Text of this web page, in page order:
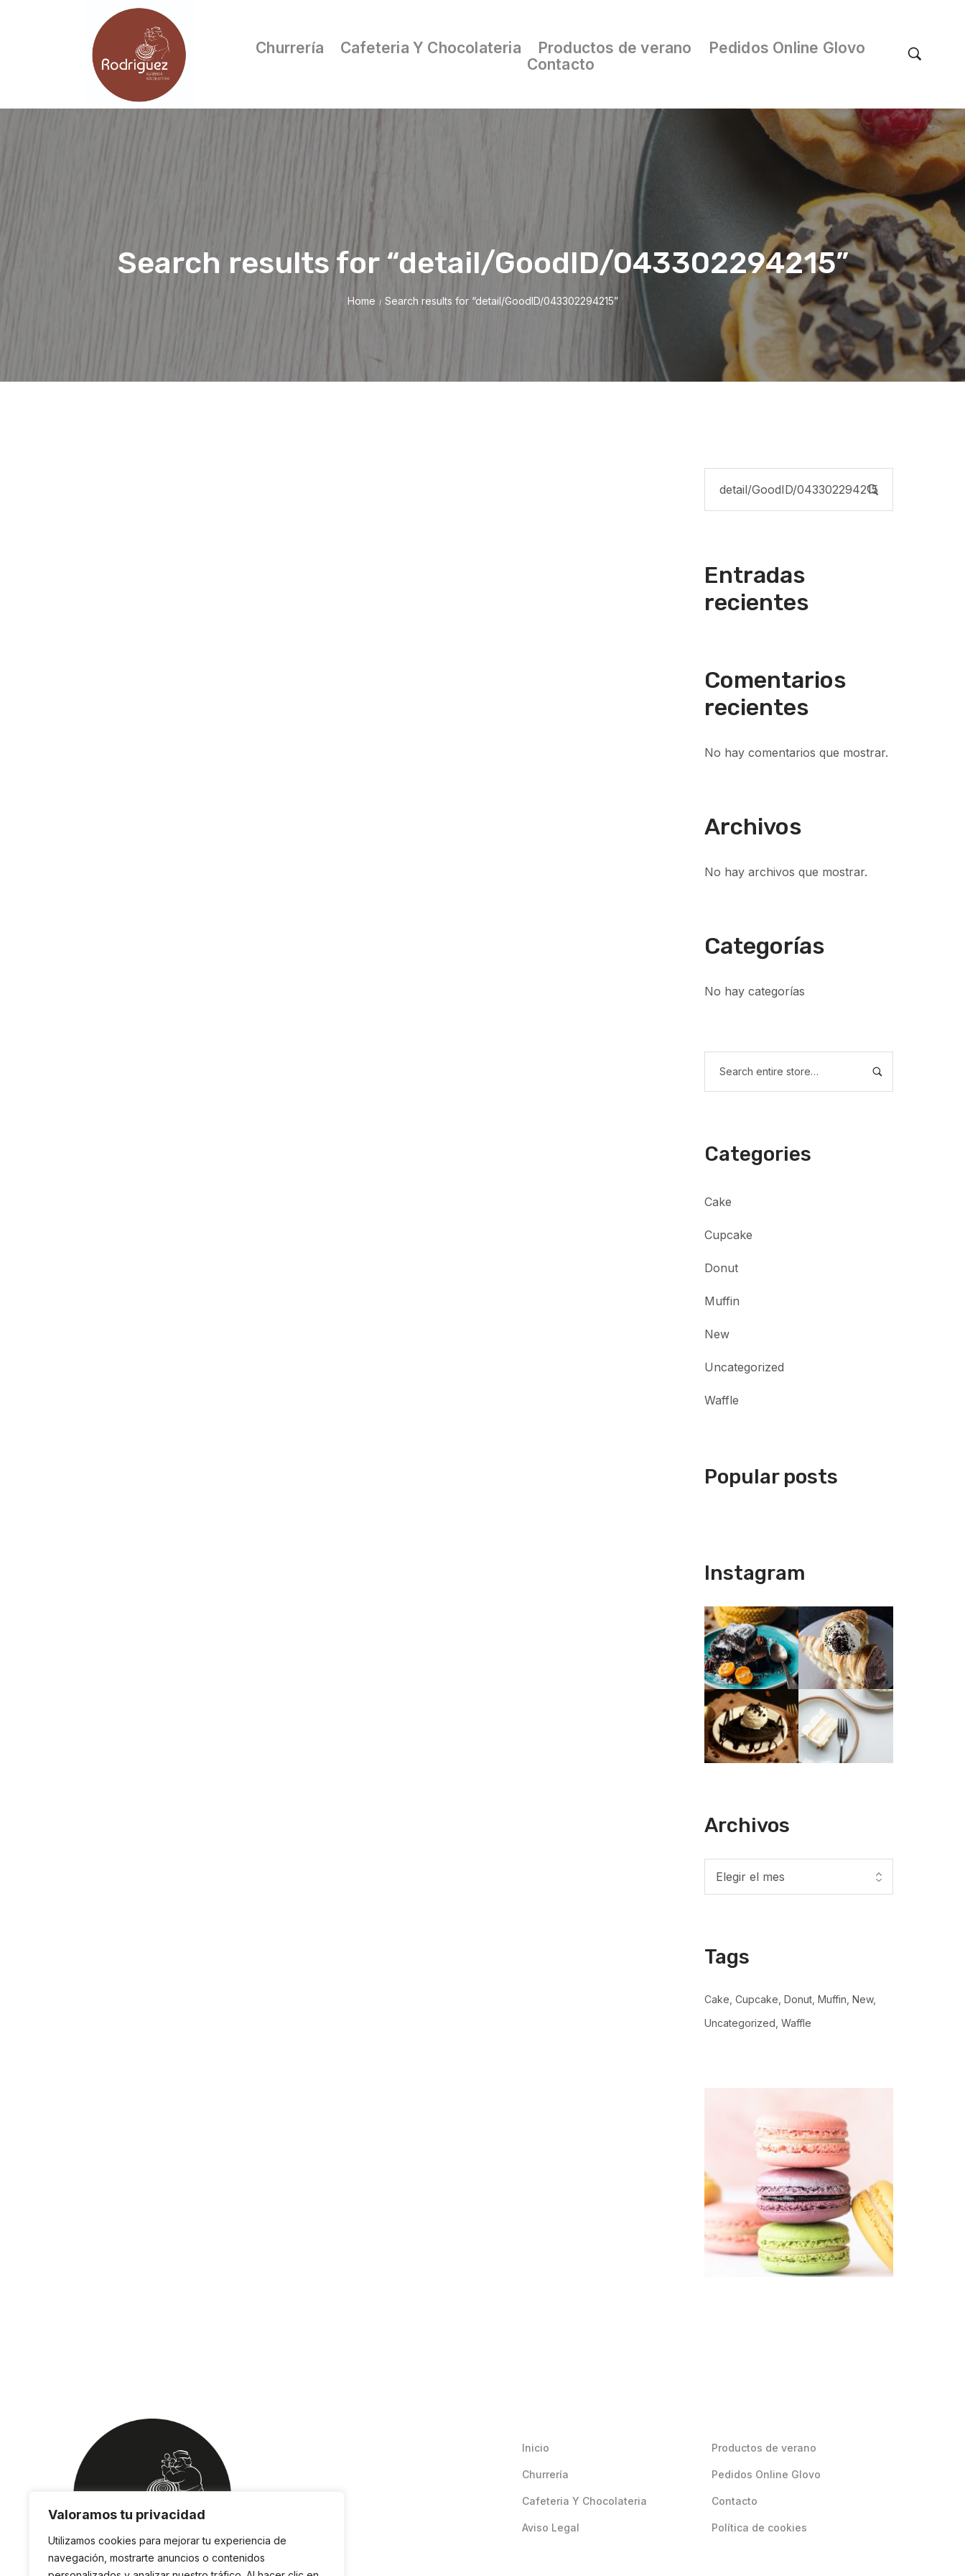
Valoramos tu privacidad
Utilizamos cookies para mejorar tu experiencia de
navegación, mostrarte anuncios o contenidos
Churrería Cafeteria Y Chocolateria Productos de verano
Pedidos Online Glovo
Contacto
Search results for “detail/GoodID/043302294215”
Home / Search results for “detail/GoodID/043302294215”
Entradas
recientes
Comentarios
recientes
No hay comentarios que mostrar.
Archivos
No hay archivos que mostrar.
Categorías
No hay categorías
Categories
Cake
Cupcake
Donut
Muffin
New
Uncategorized
Waffle
Popular posts
Instagram
Archivos
Tags
Cake Cupcake Donut Muffin New
Uncategorized Waffle
Inicio
Churrería
Cafeteria Y Chocolateria
Aviso Legal
Productos de verano
Pedidos Online Glovo
Contacto
Política de cookies